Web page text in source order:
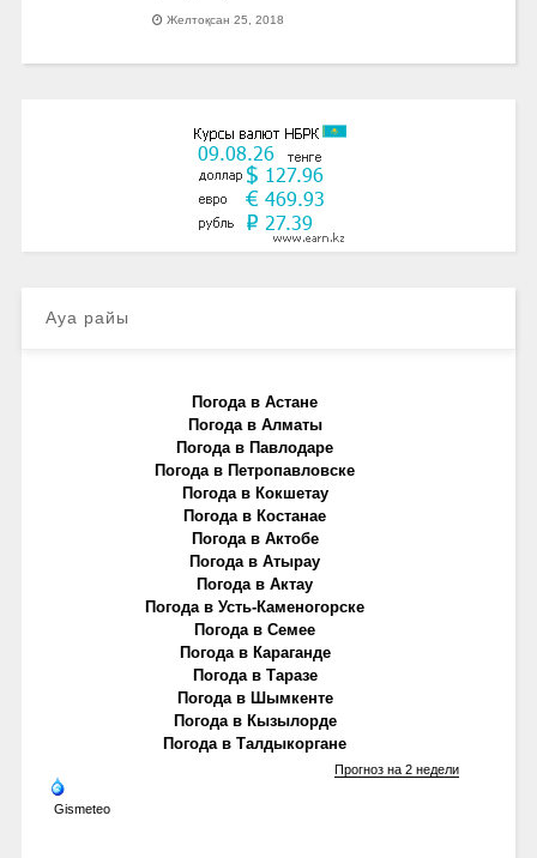
Желтоқсан 25, 2018
Ауа райы
Погода в Астане
Погода в Алматы
Погода в Павлодаре
Погода в Петропавловске
Погода в Кокшетау
Погода в Костанае
Погода в Актобе
Погода в Атырау
Погода в Актау
Погода в Усть-Каменогорске
Погода в Семее
Погода в Караганде
Погода в Таразе
Погода в Шымкенте
Погода в Кызылорде
Погода в Талдыкоргане
Gismeteo
Прогноз на 2 недели